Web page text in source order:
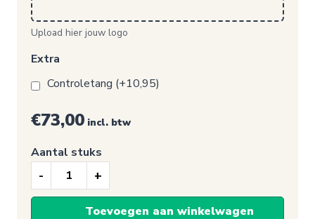
Upload hier jouw logo
Extra
Controletang (+10,95)
€73,00 incl. btw
Keuringssticker
NEN2484
Aantal stuks
Toevoegen aan winkelwagen